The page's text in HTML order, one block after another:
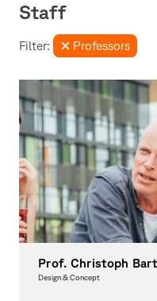
Staff
Filter: Professors
Prof. Christoph
Design & Concept